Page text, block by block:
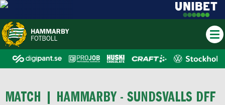
MATCH | HAMMARBY - SUNDSVALLS DFF